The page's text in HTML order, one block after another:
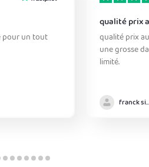
pour un tout
qualité prix
qualité prix
une grosse
limité.
franck simon